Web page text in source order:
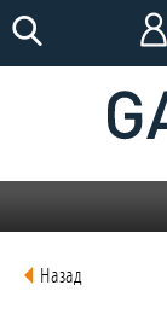
Назад